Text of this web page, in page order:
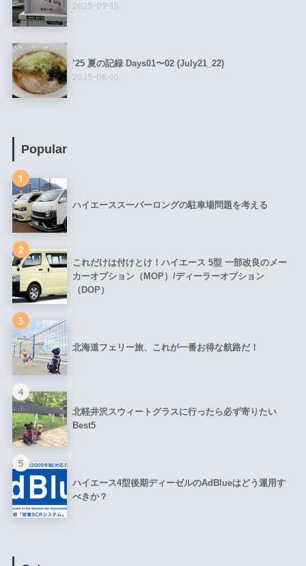
2025-09-15
’25 夏の記録 Days01〜02 (July21_22)
2025-08-10
Popular
1
ハイエーススーパーロングの駐車場問題を考える
2
これだけは付けとけ！ハイエース 5型 一部改良のメー
カーオプション（MOP）/ディーラーオプション
（DOP）
3
北海道フェリー旅、これが一番お得な航路だ！
4
北軽井沢スウィートグラスに行ったら必ず寄りたい
Best5
5
ハイエース4型後期ディーゼルのAdBlueはどう運用す
べきか？